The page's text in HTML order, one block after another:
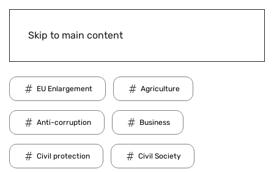
Skip to main content
EU Enlargement Agriculture
Anti-corruption Business
Civil protection Civil Society